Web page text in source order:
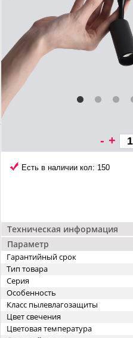
Техническая информация
Параметр
Гарантийный срок
Тип товара
Серия
Особенность
Класс пылевлагозащиты
Цвет свечения
Цветовая температура
- +
Есть в наличии кол: 150